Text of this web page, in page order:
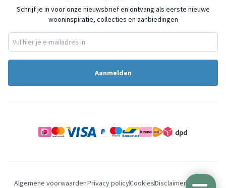
Schrijf je in voor onze nieuwsbrief en ontvang als eerste nieuwe
wooninspiratie, collecties en aanbiedingen
Aanmelden
Algemene voorwaardenPrivacy policyCookiesDisclaimerSitemap